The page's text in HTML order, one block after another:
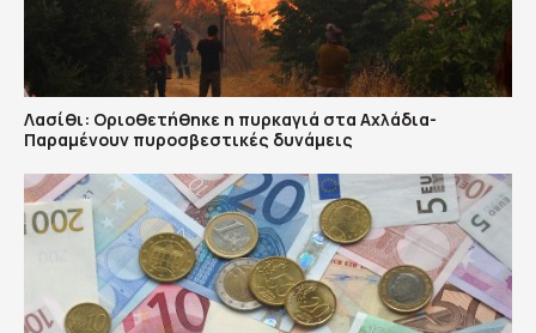
Λασίθι: Οριοθετήθηκε η πυρκαγιά στα Αχλάδια-
Παραμένουν πυροσβεστικές δυνάμεις